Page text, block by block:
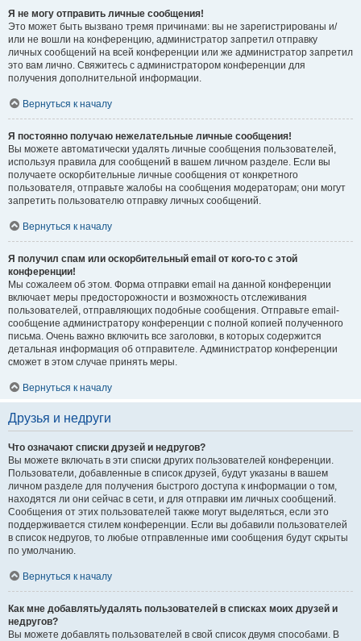
Я не могу отправить личные сообщения!
Это может быть вызвано тремя причинами: вы не зарегистрированы и/
или не вошли на конференцию, администратор запретил отправку
личных сообщений на всей конференции или же администратор запретил
это вам лично. Свяжитесь с администратором конференции для
получения дополнительной информации.
Вернуться к началу
Я постоянно получаю нежелательные личные сообщения!
Вы можете автоматически удалять личные сообщения пользователей,
используя правила для сообщений в вашем личном разделе. Если вы
получаете оскорбительные личные сообщения от конкретного
пользователя, отправьте жалобы на сообщения модераторам; они могут
запретить пользователю отправку личных сообщений.
Вернуться к началу
Я получил спам или оскорбительный email от кого-то с этой
конференции!
Мы сожалеем об этом. Форма отправки email на данной конференции
включает меры предосторожности и возможность отслеживания
пользователей, отправляющих подобные сообщения. Отправьте email-
сообщение администратору конференции с полной копией полученного
письма. Очень важно включить все заголовки, в которых содержится
детальная информация об отправителе. Администратор конференции
сможет в этом случае принять меры.
Вернуться к началу
Друзья и недруги
Что означают списки друзей и недругов?
Вы можете включать в эти списки других пользователей конференции.
Пользователи, добавленные в список друзей, будут указаны в вашем
личном разделе для получения быстрого доступа к информации о том,
находятся ли они сейчас в сети, и для отправки им личных сообщений.
Сообщения от этих пользователей также могут выделяться, если это
поддерживается стилем конференции. Если вы добавили пользователей
в список недругов, то любые отправленные ими сообщения будут скрыты
по умолчанию.
Вернуться к началу
Как мне добавлять/удалять пользователей в списках моих друзей и
недругов?
Вы можете добавлять пользователей в свой список двумя способами. В